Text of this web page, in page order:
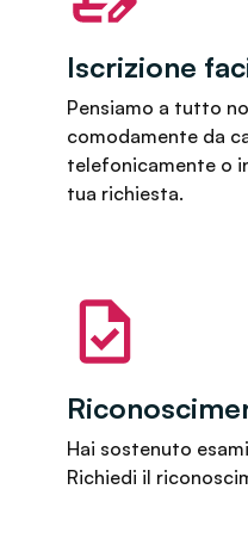
Iscrizione
Pensiamo a tutto
comodamente da
telefonicamente o
tua richiesta.
Hai sostenuto
Richiedi il